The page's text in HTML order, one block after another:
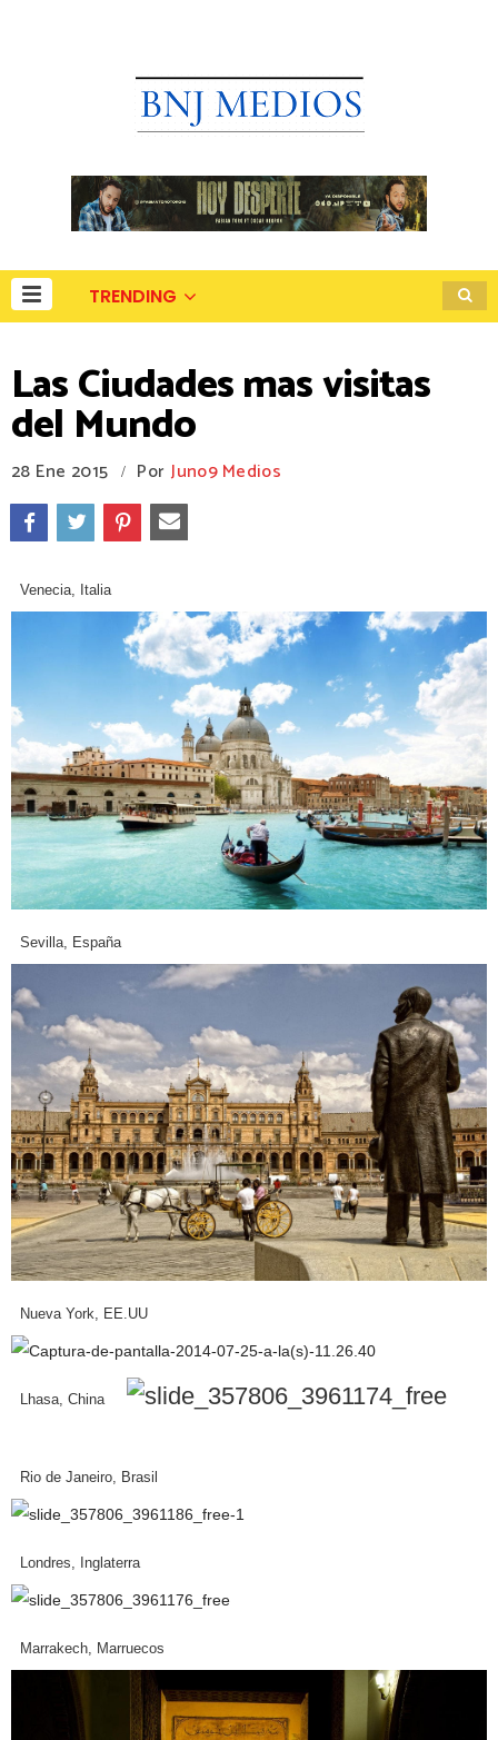
TRENDING
Las Ciudades mas visitas
del Mundo
28 Ene 2015 / Por Juno9 Medios
Venecia, Italia
Sevilla, España
Nueva York, EE.UU
Lhasa, China
Rio de Janeiro, Brasil
Londres, Inglaterra
Marrakech, Marruecos